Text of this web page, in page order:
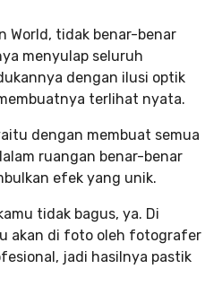
World, tidak benar-benar
menyulap seluruh
dengan ilusi optik
terlihat nyata.
dengan membuat semua
ruangan benar-benar
efek yang unik.
tidak bagus, ya. Di
akan di foto oleh fotografer
jadi hasilnya pastik